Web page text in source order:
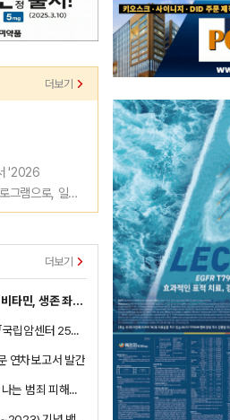
더보기
'2026
그램으로, 일반
더보기
단순 영양제 아니다…병원 처방 비타민, 생존 좌우하는 '치료제'
국립암센터, 개원 25주년 기념 『국립암센터 25년사』 발간
연차보고서 발간
[신간] 경희대병원 백명재 교수, 나는 범죄 피해자입니다 출간